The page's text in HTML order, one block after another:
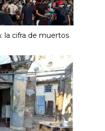
la cifra de muertos